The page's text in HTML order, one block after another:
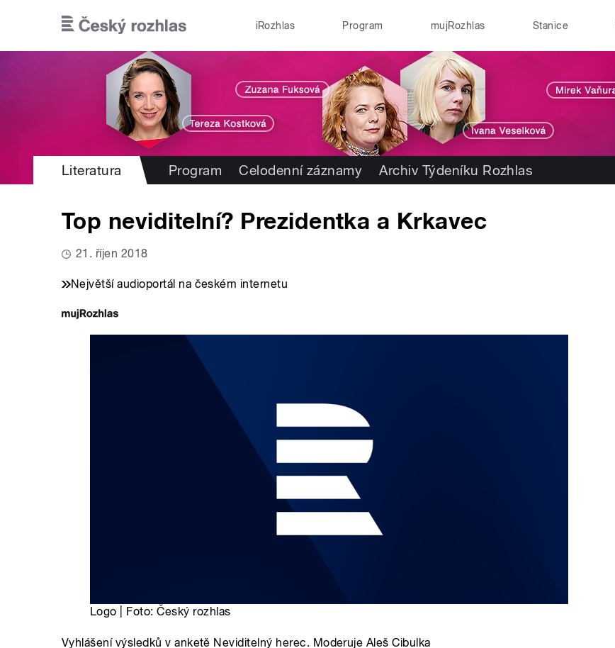
iRozhlas Program mujRozhlas Stanice
Literatura Program Celodenní záznamy Archiv Týdeníku Rozhlas
Top neviditelní? Prezidentka a Krkavec
21. říjen 2018
Největší audioportál na českém internetu
Logo | Foto: Český rozhlas
Vyhlášení výsledků v anketě Neviditelný herec. Moderuje Aleš Cibulka